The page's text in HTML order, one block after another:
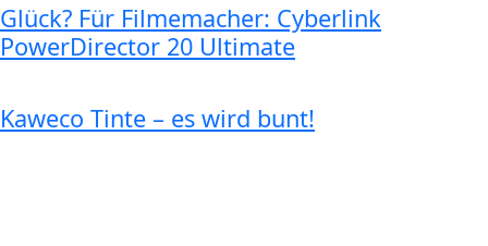
Glück? Für Filmemacher: Cyberlink
PowerDirector 20 Ultimate
Kaweco Tinte – es wird bunt!